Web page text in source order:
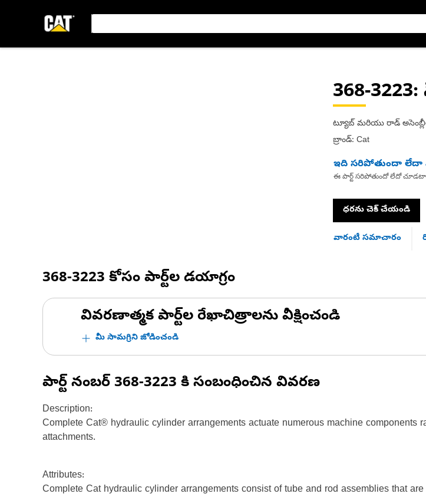
368-3223:
ట్యూబ్ మరియు రాడ్
బ్రాండ్: Cat
ఇది సరిపోతుందా లేదా
ఈ పార్ట్ సరిపోతుందో లేదో
ధరను చెక్ చేయండి
వారంటీ సమాచారం
368-3223 కోసం పార్ట్‌ల డయాగ్రం
వివరణాత్మక పార్ట్‌ల రేఖాచిత్రాలను వీక్షించండి
మీ సామగ్రిని జోడించండి
పార్ట్ నంబర్ 368-3223 కి సంబంధించిన వివరణ
Description:
Complete Cat® hydraulic cylinder arrangements actuate numerous machine
attachments.
Attributes:
Complete Cat hydraulic cylinder arrangements consist of tube and rod assemblies that